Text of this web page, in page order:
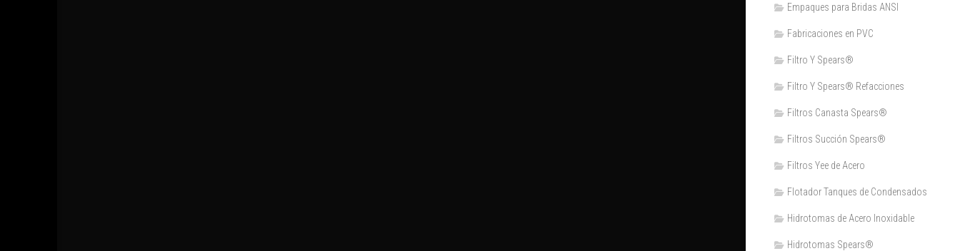
Empaques para Bridas ANSI
Fabricaciones en PVC
Filtro Y Spears®
Filtro Y Spears® Refacciones
Filtros Canasta Spears®
Filtros Succión Spears®
Filtros Yee de Acero
Flotador Tanques de Condensados
Hidrotomas de Acero Inoxidable
Hidrotomas Spears®